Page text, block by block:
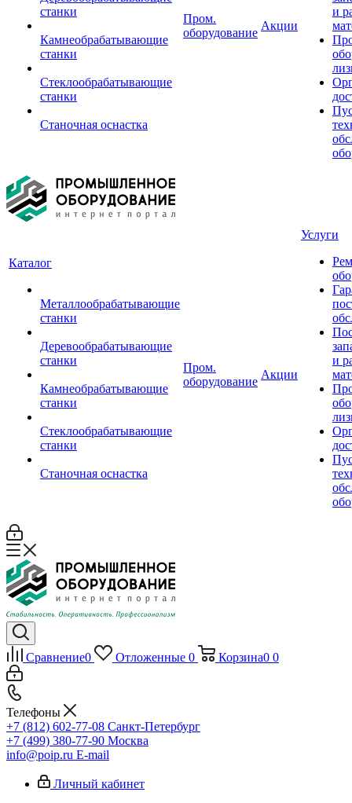
станки
Камнеобрабатывающие
станки
Стеклообрабатывающие
станки
Станочная оснастка
Пром.
оборудование
Акции
и
Каталог
Металлообрабатывающие
станки
Деревообрабатывающие
станки
Камнеобрабатывающие
станки
Стеклообрабатывающие
станки
Станочная оснастка
Пром.
оборудование
Акции
Услуги
и
Сравнение0 Отложенные 0 Корзина0 0
Телефоны
+7 (812) 602-77-08 Санкт-Петербург
+7 (499) 380-77-90 Москва
info@poip.ru E-mail
Личный кабинет